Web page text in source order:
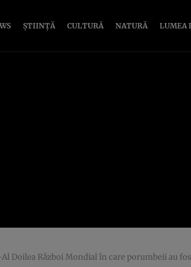
ȘTIINȚĂ CULTURĂ NATURĂ LUMEA
Război Mondial în care porumbeii au fost antrenaţi